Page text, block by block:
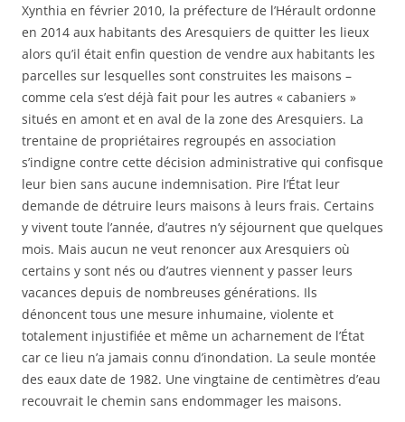
Xynthia en février 2010, la préfecture de l’Hérault ordonne
en 2014 aux habitants des Aresquiers de quitter les lieux
alors qu’il était enfin question de vendre aux habitants les
parcelles sur lesquelles sont construites les maisons –
comme cela s’est déjà fait pour les autres « cabaniers »
situés en amont et en aval de la zone des Aresquiers. La
trentaine de propriétaires regroupés en association
s’indigne contre cette décision administrative qui confisque
leur bien sans aucune indemnisation. Pire l’État leur
demande de détruire leurs maisons à leurs frais. Certains
y vivent toute l’année, d’autres n’y séjournent que quelques
mois. Mais aucun ne veut renoncer aux Aresquiers où
certains y sont nés ou d’autres viennent y passer leurs
vacances depuis de nombreuses générations. Ils
dénoncent tous une mesure inhumaine, violente et
totalement injustifiée et même un acharnement de l’État
car ce lieu n’a jamais connu d’inondation. La seule montée
des eaux date de 1982. Une vingtaine de centimètres d’eau
recouvrait le chemin sans endommager les maisons.